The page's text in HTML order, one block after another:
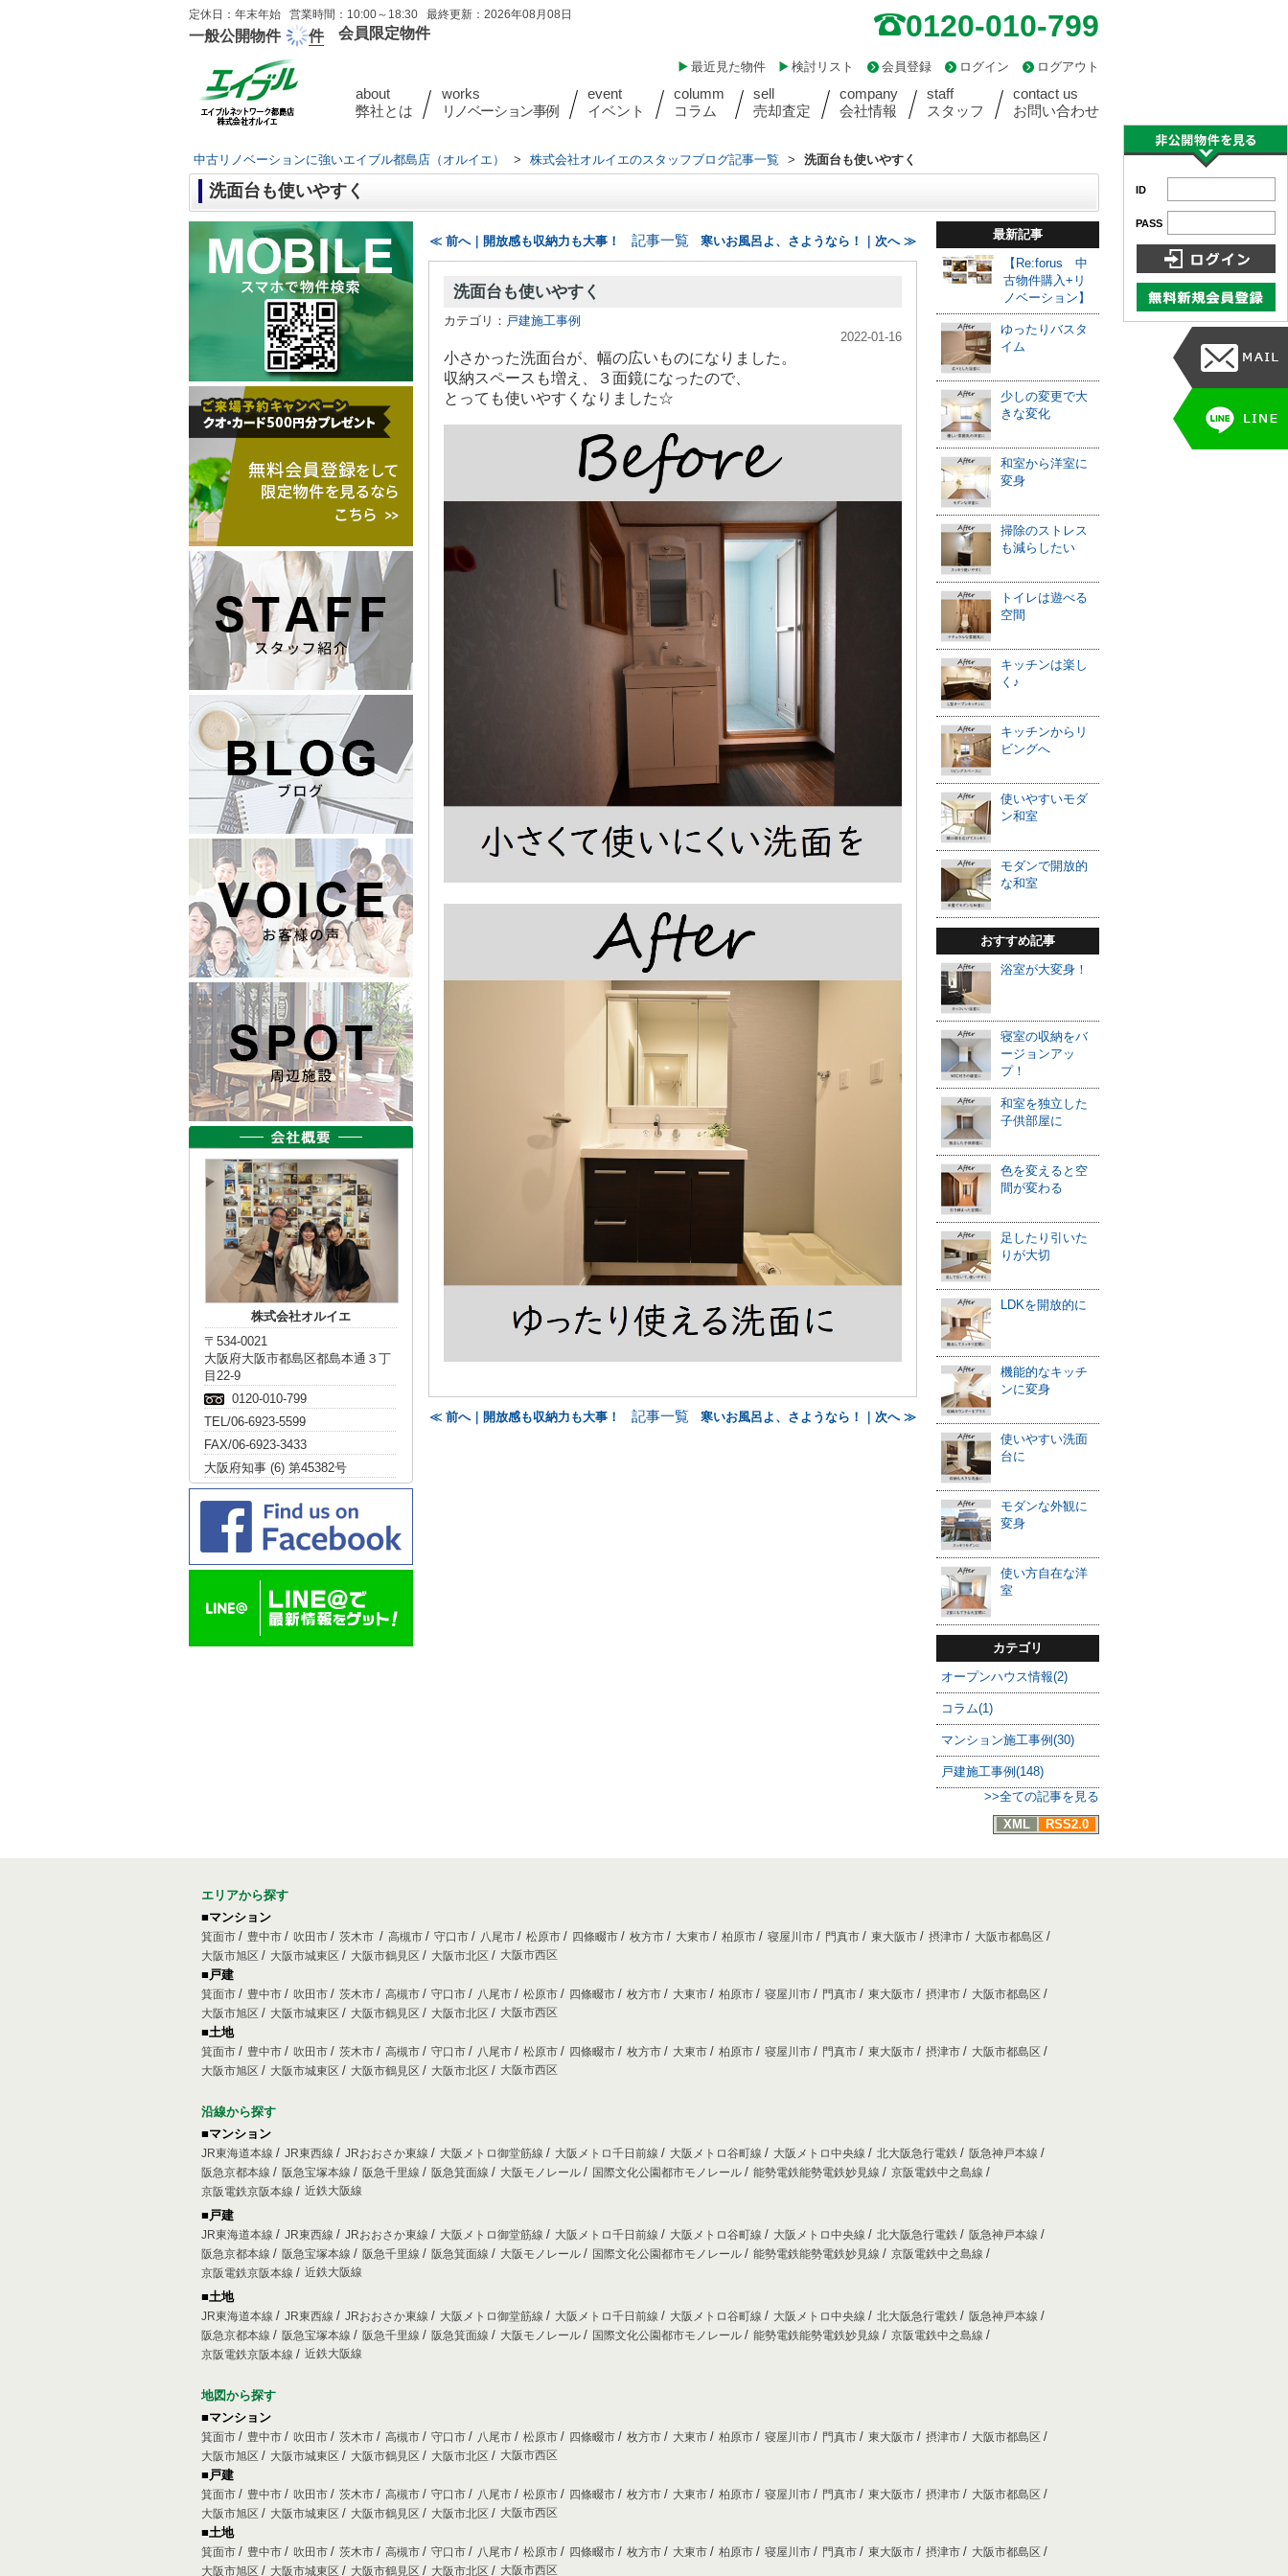
定休日：年末年始 営業時間：10:00～18:30 最終更新：2026年08月08日
一般公開物件 件 会員限定物件 0120-010-799
ログアウト
ログイン
会員登録
検討リスト
最近見た物件
about
弊社とは
works
リノベーション事例
event
イベント
columm
コラム
sell
売却査定
company
会社情報
staff
スタッフ
contact us
お問い合わせ
中古リノベーションに強いエイブル都島店（オルイエ） > 株式会社オルイエのスタッフブログ記事一覧 > 洗面台も使いやすく
洗面台も使いやすく
≪ 前へ｜開放感も収納力も大事！ 記事一覧 寒いお風呂よ、さようなら！｜次へ ≫
洗面台も使いやすく
カテゴリ： 戸建施工事例
2022-01-16
小さかった洗面台が、幅の広いものになりました。
収納スペースも増え、３面鏡になったので、
とっても使いやすくなりました☆
≪ 前へ｜開放感も収納力も大事！ 記事一覧 寒いお風呂よ、さようなら！｜次へ ≫
最新記事
【Re:forus 中
古物件購入+リ
ノベーション】
ゆったりバスタ
イム
少しの変更で大
きな変化
和室から洋室に
変身
掃除のストレス
も減らしたい
トイレは遊べる
空間
キッチンは楽し
く♪
キッチンからリ
ビングへ
使いやすいモダ
ン和室
モダンで開放的
な和室
おすすめ記事
浴室が大変身！
寝室の収納をバ
ージョンアッ
プ！
和室を独立した
子供部屋に
色を変えると空
間が変わる
足したり引いた
りが大切
LDKを開放的に
機能的なキッチ
ンに変身
使いやすい洗面
台に
モダンな外観に
変身
使い方自在な洋
室
カテゴリ
オープンハウス情報(2)
コラム(1)
マンション施工事例(30)
戸建施工事例(148)
>>全ての記事を見る
XML
RSS2.0
株式会社オルイエ
〒534-0021
大阪府大阪市都島区都島本通３丁
目22-9
0120-010-799
TEL/06-6923-5599
FAX/06-6923-3433
大阪府知事 (6) 第45382号
エリアから探す
■マンション
箕面市 豊中市 吹田市 茨木市 高槻市 守口市 八尾市 松原市 四條畷市 枚方市 大東市 柏原市 寝屋川市 門真市 東大阪市 摂津市
大阪市都島区
大阪市旭区
大阪市城東区 大阪市鶴見区 大阪市北区 大阪市西区
■戸建
箕面市 豊中市 吹田市 茨木市 高槻市 守口市 八尾市 松原市 四條畷市 枚方市 大東市 柏原市 寝屋川市 門真市 東大阪市 摂津市
大阪市都島区
大阪市旭区
大阪市城東区 大阪市鶴見区 大阪市北区 大阪市西区
■土地
箕面市 豊中市 吹田市 茨木市 高槻市 守口市 八尾市 松原市 四條畷市 枚方市 大東市 柏原市 寝屋川市 門真市 東大阪市 摂津市
大阪市都島区
大阪市旭区
大阪市城東区 大阪市鶴見区 大阪市北区 大阪市西区
沿線から探す
■マンション
JR東海道本線 JR東西線 JRおおさか東線 大阪メトロ御堂筋線 大阪メトロ千日前線 大阪メトロ谷町線 大阪メトロ中央線 北大阪急行電鉄
阪急神戸本線
阪急京都本線
阪急宝塚本線 阪急千里線 阪急箕面線 大阪モノレール 国際文化公園都市モノレール 能勢電鉄能勢電鉄妙見線
京阪電鉄中之島線
京阪電鉄京阪本線
近鉄大阪線
■戸建
JR東海道本線 JR東西線 JRおおさか東線 大阪メトロ御堂筋線 大阪メトロ千日前線 大阪メトロ谷町線 大阪メトロ中央線 北大阪急行電鉄
阪急神戸本線
阪急京都本線
阪急宝塚本線 阪急千里線 阪急箕面線 大阪モノレール 国際文化公園都市モノレール 能勢電鉄能勢電鉄妙見線
京阪電鉄中之島線
京阪電鉄京阪本線
近鉄大阪線
■土地
JR東海道本線 JR東西線 JRおおさか東線 大阪メトロ御堂筋線 大阪メトロ千日前線 大阪メトロ谷町線 大阪メトロ中央線 北大阪急行電鉄
阪急神戸本線
阪急京都本線
阪急宝塚本線 阪急千里線 阪急箕面線 大阪モノレール 国際文化公園都市モノレール 能勢電鉄能勢電鉄妙見線
京阪電鉄中之島線
京阪電鉄京阪本線
近鉄大阪線
地図から探す
■マンション
箕面市 豊中市 吹田市 茨木市 高槻市 守口市 八尾市 松原市 四條畷市 枚方市 大東市 柏原市 寝屋川市 門真市 東大阪市 摂津市
大阪市都島区
大阪市旭区
大阪市城東区 大阪市鶴見区 大阪市北区 大阪市西区
■戸建
箕面市 豊中市 吹田市 茨木市 高槻市 守口市 八尾市 松原市 四條畷市 枚方市 大東市 柏原市 寝屋川市 門真市 東大阪市 摂津市
大阪市都島区
大阪市旭区
大阪市城東区 大阪市鶴見区 大阪市北区 大阪市西区
■土地
箕面市 豊中市 吹田市 茨木市 高槻市 守口市 八尾市 松原市 四條畷市 枚方市 大東市 柏原市 寝屋川市 門真市 東大阪市 摂津市
大阪市都島区
大阪市旭区
大阪市城東区 大阪市鶴見区 大阪市北区 大阪市西区
ID
PASS